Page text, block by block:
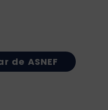
de ASNEF